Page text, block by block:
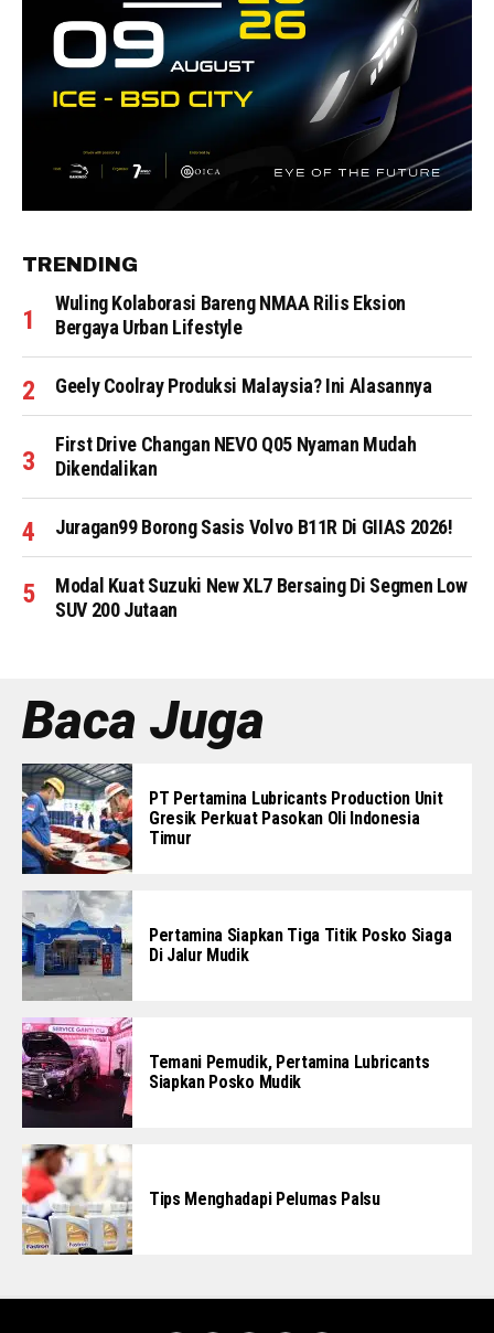
TRENDING
Wuling Kolaborasi Bareng NMAA Rilis Eksion
Bergaya Urban Lifestyle
Geely Coolray Produksi Malaysia? Ini Alasannya
First Drive Changan NEVO Q05 Nyaman Mudah
Dikendalikan
Juragan99 Borong Sasis Volvo B11R Di GIIAS 2026!
Modal Kuat Suzuki New XL7 Bersaing Di Segmen Low
SUV 200 Jutaan
Baca Juga
PT Pertamina Lubricants Production Unit
Gresik Perkuat Pasokan Oli Indonesia
Timur
Pertamina Siapkan Tiga Titik Posko Siaga
Di Jalur Mudik
Temani Pemudik, Pertamina Lubricants
Siapkan Posko Mudik
Tips Menghadapi Pelumas Palsu